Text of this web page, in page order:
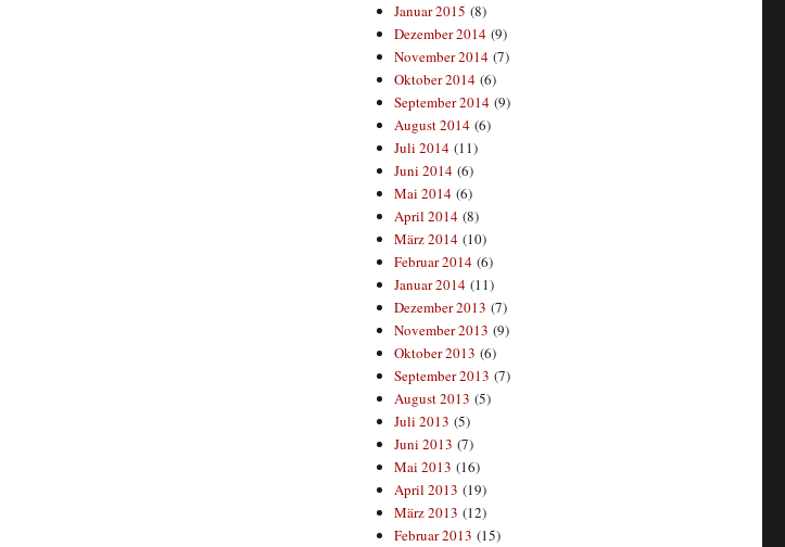
Januar 2015 (8)
Dezember 2014 (9)
November 2014 (7)
Oktober 2014 (6)
September 2014 (9)
August 2014 (6)
Juli 2014 (11)
Juni 2014 (6)
Mai 2014 (6)
April 2014 (8)
März 2014 (10)
Februar 2014 (6)
Januar 2014 (11)
Dezember 2013 (7)
November 2013 (9)
Oktober 2013 (6)
September 2013 (7)
August 2013 (5)
Juli 2013 (5)
Juni 2013 (7)
Mai 2013 (16)
April 2013 (19)
März 2013 (12)
Februar 2013 (15)